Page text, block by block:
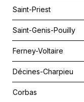
Saint-Priest
Saint-Genis-Pouilly
Ferney-Voltaire
Décines-Charpieu
Corbas